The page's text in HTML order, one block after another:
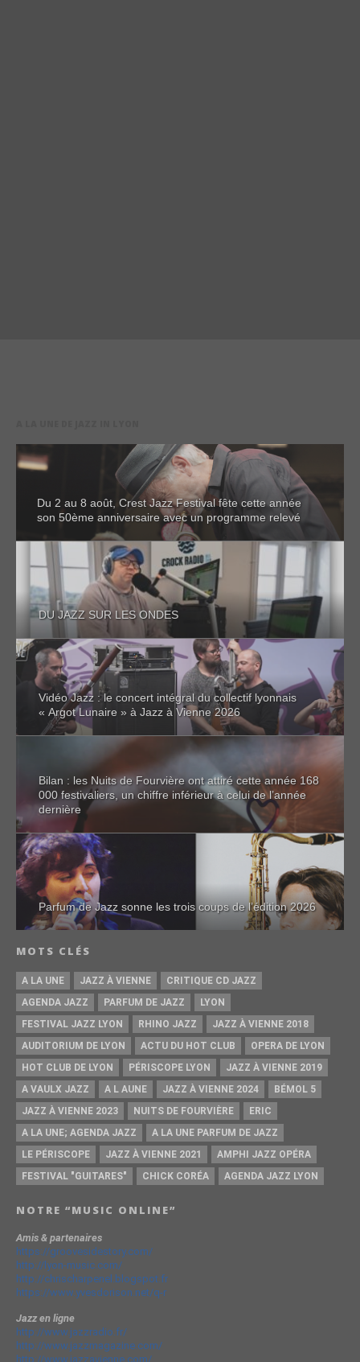
Du 2 au 8 août, Crest Jazz Festival fête cette année
son 50ème anniversaire avec un programme relevé
DU JAZZ SUR LES ONDES
Vidéo Jazz : le concert intégral du collectif lyonnais
« Argot Lunaire » à Jazz à Vienne 2026
Bilan : les Nuits de Fourvière ont attiré cette année 168
000 festivaliers, un chiffre inférieur à celui de l’année
dernière
Parfum de Jazz sonne les trois coups de l’édition 2026
MOTS CLÉS
A LA UNE JAZZ À VIENNE
CRITIQUE CD JAZZ
AGENDA JAZZ
PARFUM DE JAZZ
LYON
FESTIVAL JAZZ LYON
RHINO JAZZ
JAZZ À VIENNE 2018
AUDITORIUM DE LYON
ACTU DU HOT CLUB
OPERA DE LYON
HOT CLUB DE LYON
PÉRISCOPE LYON
JAZZ À VIENNE 2019
A VAULX JAZZ
A L AUNE JAZZ À VIENNE 2024
BÉMOL 5
JAZZ À VIENNE 2023
NUITS DE FOURVIÈRE
ERIC
A LA UNE; AGENDA JAZZ
A LA UNE PARFUM DE JAZZ
LE PÉRISCOPE
JAZZ À VIENNE 2021
AMPHI JAZZ OPÉRA
FESTIVAL "GUITARES"
CHICK CORÉA AGENDA JAZZ LYON
NOTRE “MUSIC ONLINE”
Amis & partenaires
https://groovesidestory.com/
http://lyon-music.com/
http://chrischarpenel.blogspot.fr
https://www.yvesdorison.net/q-r
Jazz en ligne
http://www.jazzradio.fr/
http://www.jazzmagazine.com/
http://www.jazzavienne.com/